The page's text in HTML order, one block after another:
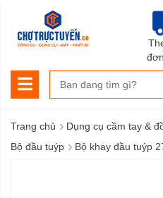
Trang chủ › Dụng cụ cầm tay &
Bộ đầu tuýp › Bộ khay đầu tuýp